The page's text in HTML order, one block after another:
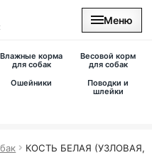
Меню
Влажные корма
для собак
Весовой корм
для собак
Ошейники
Поводки и
шлейки
КОСТЬ БЕЛАЯ (УЗЛОВАЯ,